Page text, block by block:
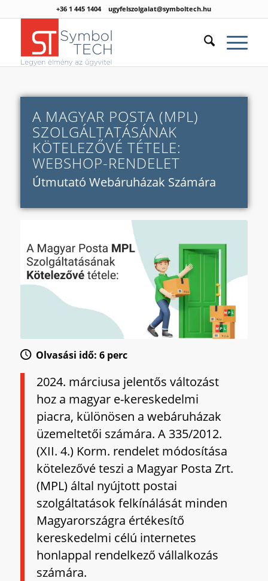
+36 1 445 1404 ugyfelszolgalat@symboltech.hu
A MAGYAR POSTA (MPL)
SZOLGÁLTATÁSÁNAK
KÖTELEZŐVÉ TÉTELE:
WEBSHOP-RENDELET
Útmutató Webáruházak Számára
Olvasási idő: 6 perc
2024. márciusa jelentős változást
hoz a magyar e-kereskedelmi
piacra, különösen a webáruházak
üzemeltetői számára. A 335/2012.
(XII. 4.) Korm. rendelet módosítása
kötelezővé teszi a Magyar Posta Zrt.
(MPL) által nyújtott postai
szolgáltatások felkínálását minden
Magyarországra értékesítő
kereskedelmi célú internetes
honlappal rendelkező vállalkozás
számára.